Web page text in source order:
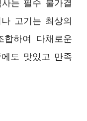
는 필수 불가결
고기는 최상의
하여 다채로운
도 맛있고 만족